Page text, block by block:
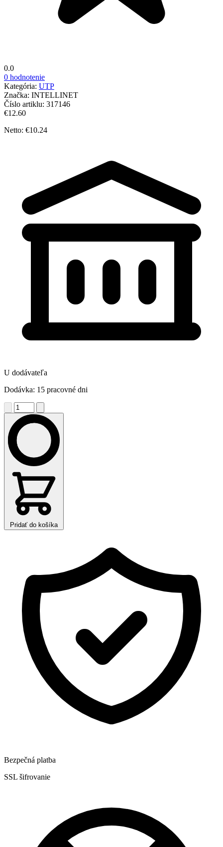
0.0
0 hodnotenie
Kategória: UTP
Značka: INTELLINET
Číslo artiklu: 317146
€12.60
Netto: €10.24
U dodávateľa
Dodávka: 15 pracovné dni
Pridať do košíka
Bezpečná platba
SSL šifrovanie